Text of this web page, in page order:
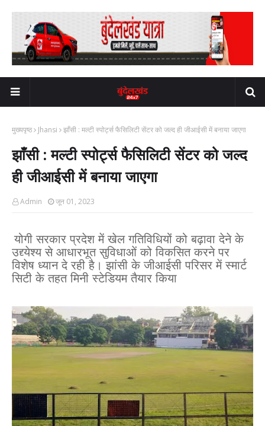
मुख्यपृष्ठ Jhansi झाँसी : मल्टी स्पोर्ट्स फैसिलिटी सेंटर को जल्द ही जीआईसी में बनाया जाएगा
झाँसी : मल्टी स्पोर्ट्स फैसिलिटी सेंटर को जल्द
ही जीआईसी में बनाया जाएगा
Admin जून 01, 2023
योगी सरकार प्रदेश में खेल गतिविधियों को बढ़ावा देने के
उद्द्येश्य से आधारभूत सुविधाओं को विकसित करने पर
विशेष ध्यान दे रही है। झांसी के जीआईसी परिसर में स्मार्ट
सिटी के तहत मिनी स्टेडियम तैयार किया